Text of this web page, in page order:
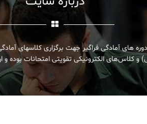
های آمادگی فراگیر جهت برگزاری کلاسهای
کلاس‌های الکترونیکی تقویتی امتحانات بوده و